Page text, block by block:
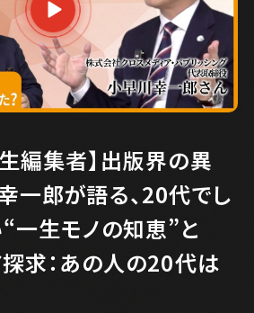
まで
コウホウ
ス
ック・アカデミー
編集者】出版界の異
一郎が語る、20代でし
一生モノの知恵”と
探求：あの人の20代は